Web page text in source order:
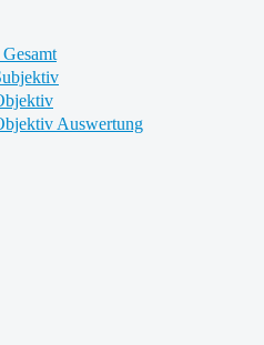
Auswertung